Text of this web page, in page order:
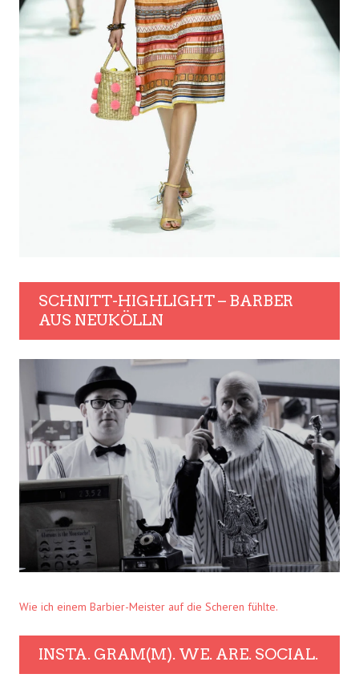
SCHNITT-HIGHLIGHT – BARBER
AUS NEUKÖLLN
Wie ich einem Barbier-Meister auf die Scheren fühlte.
INSTA. GRAM(M). WE. ARE. SOCIAL.